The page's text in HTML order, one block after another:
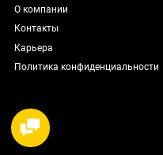
О компании
Контакты
Карьера
Политика конфиденциальности